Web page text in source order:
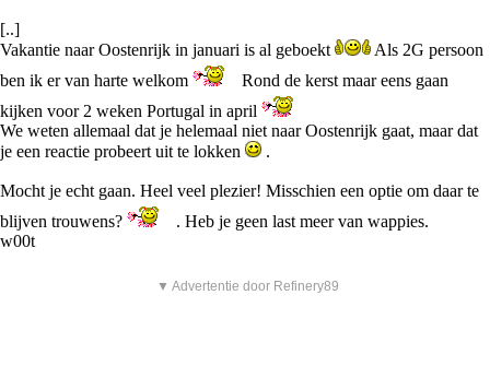
[..]
Vakantie naar Oostenrijk in januari is al geboekt
Als 2G persoon
ben ik er van harte welkom
Rond de kerst maar eens gaan
kijken voor 2 weken Portugal in april
We weten allemaal dat je helemaal niet naar Oostenrijk gaat, maar dat
je een reactie probeert uit te lokken
.
Mocht je echt gaan. Heel veel plezier! Misschien een optie om daar te
blijven trouwens?
. Heb je geen last meer van wappies.
w00t
▼ Advertentie door Refinery89